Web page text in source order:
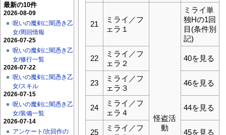
最新の10件
2026-08-09
呪いの魔剣に闇憑き乙
女/周回情報
2026-07-25
呪いの魔剣に闇憑き乙
女/修行一覧
2026-07-22
呪いの魔剣に闇憑き乙
女/スキル
2026-07-15
呪いの魔剣に闇憑き乙
女/装備一覧
2026-07-14
アンケート/次回作の
21
ミライ／フ
ェラ１
怪盗活
動
ミライ単
独Hの1回
目(条件別
記)
22
ミライ／フ
ェラ２
40を見る
23
ミライ／フ
ェラ３
46を見る
24
ミライ／フ
ェラ４
44を見る
25
ミライ／フ
45を見る